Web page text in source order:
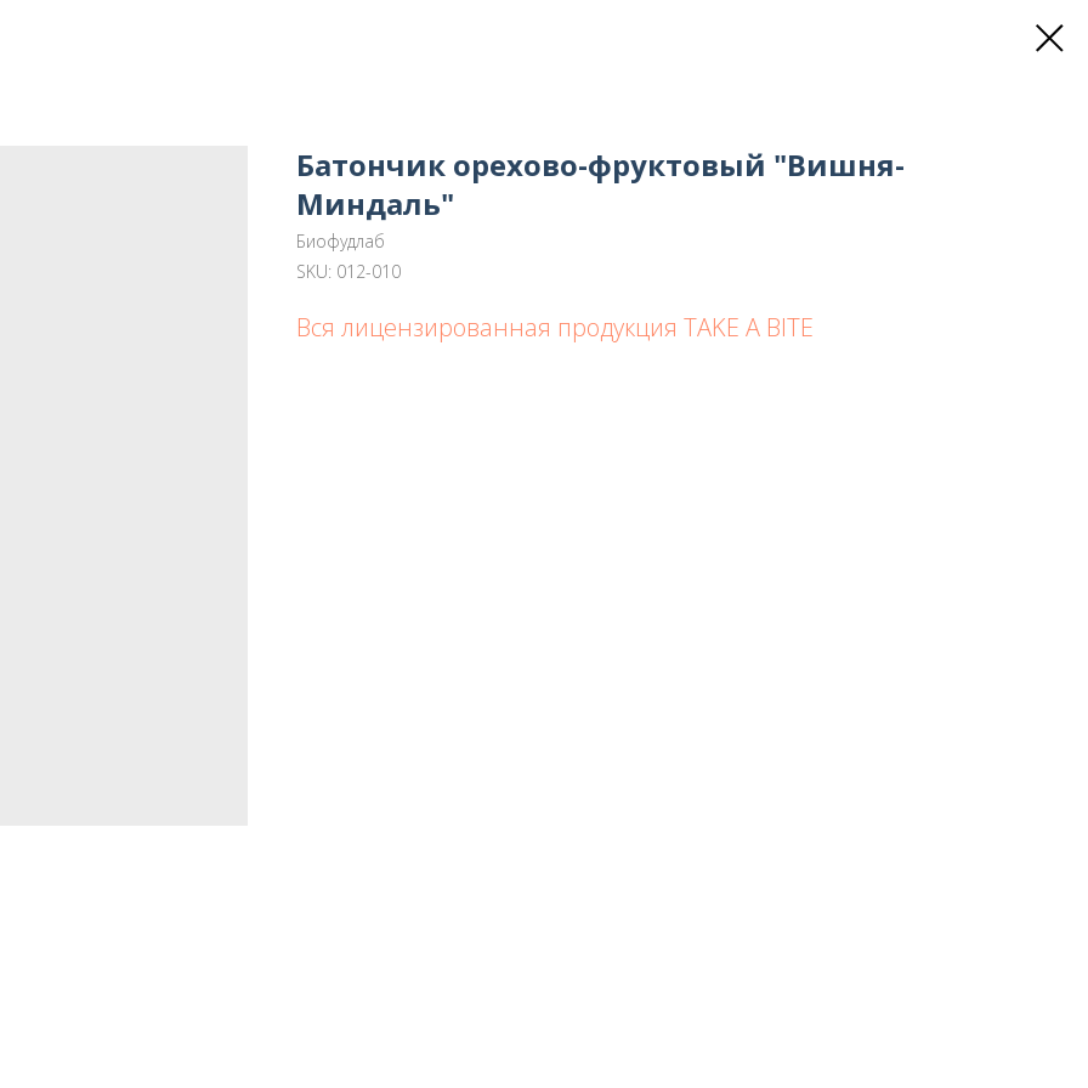
Батончик орехово-фруктовый "Вишня-
Миндаль"
Биофудлаб
SKU: 012-010
Вся лицензированная продукция TAKE A BITE